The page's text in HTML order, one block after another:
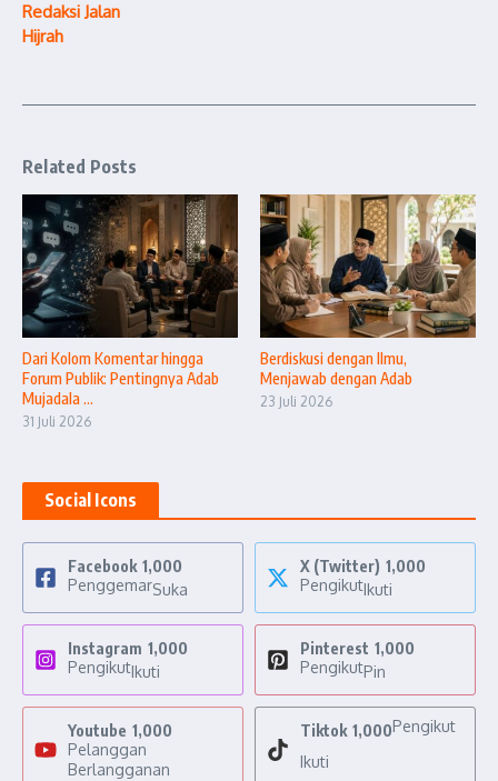
Redaksi Jalan
Hijrah
Related Posts
Dari Kolom Komentar hingga
Forum Publik: Pentingnya Adab
Mujadala ...
31 Juli 2026
Berdiskusi dengan Ilmu,
Menjawab dengan Adab
23 Juli 2026
Social Icons
Facebook 1,000
PenggemarSuka
X (Twitter) 1,000
PengikutIkuti
Instagram 1,000
PengikutIkuti
Pinterest 1,000
PengikutPin
Youtube 1,000
Pelanggan
Berlangganan
Tiktok 1,000Pengikut
Ikuti